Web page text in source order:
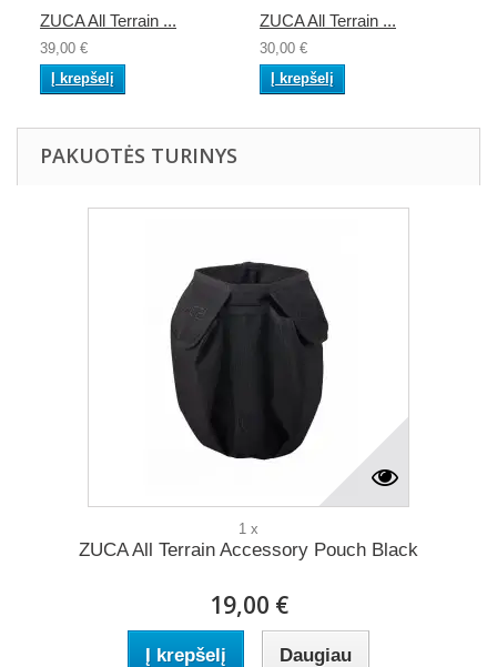
ZUCA All Terrain ...
39,00 €
Į krepšelį
ZUCA All Terrain ...
30,00 €
Į krepšelį
PAKUOTĖS TURINYS
1 x
ZUCA All Terrain Accessory Pouch Black
19,00 €
Į krepšelį Daugiau